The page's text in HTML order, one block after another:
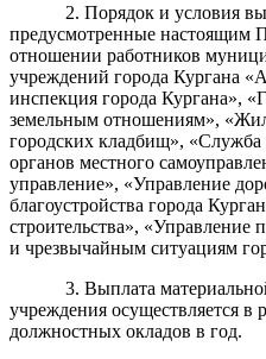
2. Порядок и условия
предусмотренные настоящим
отношении работников
учреждений города Кургана
инспекция города Кургана»,
земельным отношениям»,
городских кладбищ», «Служба
органов местного
управление», «Управление
благоустройства города
строительства», «Управление
и чрезвычайным ситуациям
3. Выплата
учреждения осуществляется в
должностных окладов в год.